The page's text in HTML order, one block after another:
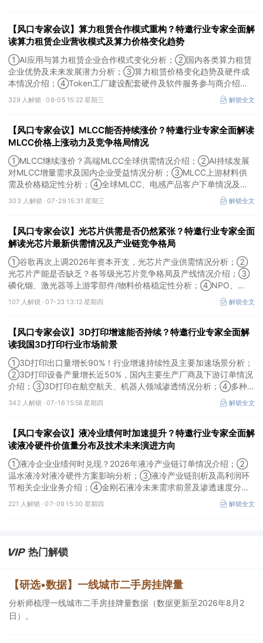
【风口专家会议】算力租赁合作模式重构？特邀行业专家全面解
读算力租赁企业营收模式及算力价格变化趋势
①AI应用与算力租赁企业合作模式变化分析；②国内各类算力租赁
企业优势及未来发展潜力分析；③算力租赁价格变化趋势及硬件成
本情况介绍；④Token工厂建设配套硬件及软件服务参与商介绍。
本场风口专家会议将于8月5日（周三）19:00举行，特邀行业专家全
面解读算力租赁企业营收模式及算力价格变化趋势。
329 人解锁 ·08-05 15:22 星期三 解锁全文
【风口专家会议】MLCC能否持续涨价？特邀行业专家全面解读
MLCC价格上涨动力及竞争格局情况
①MLCC继续涨价？高端MLCC全球供需情况介绍；②AI持续发展
对MLCC增量需求及国内企业受益情况分析；③MLCC上游材料供
需及价格稳定性分析；④全球MLCC、电感产品客户下单情况及未
来扩产难度解析。本场风口专家会议将于7月29日（周三）20:30举
行，特邀行业专家全面解读MLCC价格上涨动力及竞争格局情况。
303 人解锁 ·07-29 15:31 星期三 解锁全文
【风口专家会议】光芯片供需是否仍然紧张？特邀行业专家全面
解读光芯片最新供需情况及产业链竞争格局
①谷歌再次上调2026年资本开支，光芯片产业供需情况分析；②
光芯片产能是否缺乏？各等级光芯片竞争格局及产线情况介绍；③
磷化铟、激光器等上游零部件/物料价格稳定性分析；④NPO、
3.2T光模块研发进展介绍。本场风口专家会议将于7月23日（周四）
16:30举行，特邀行业专家全面解读光芯片最新供需情况及产业链竞
107 人解锁 ·07-23 13:12 星期四 解锁全文
【风口专家会议】3D打印增速能否持续？特邀行业专家全面解
读我国3D打印行业市场前景
①3D打印出口量增长90%！行业增速持续性及主要加速场景分析；
②3D打印设备产量增长近50%，国内主要生产厂商及下游订单情况
介绍；③3D打印在航空航天、机器人领域渗透情况分析；④多种
技术路线及所需产业链供需情况剖析。本场风口专家会议将于7月16
日（周四）20:00举行，特邀行业专家全面解读我国3D打印行业市
342 人解锁 ·07-16 15:58 星期四 解锁全文
【风口专家会议】液冷业绩何时加速提升？特邀行业专家全面解
读液冷硬件价值量分布及技术未来演进方向
①液冷企业业绩何时兑现？2026年液冷产业链订单情况介绍；②
温水液冷对液冷硬件方案影响分析；③液冷产业链剖析及高利润环
节相关企业业务介绍；④金刚石液冷未来需求前景及渗透速度分
析。本场风口专家会议将于7月9日（周四）19:30举行，特邀行业专
家全面解读液冷硬件价值量分布及技术未来演进方向。
221 人解锁 ·07-09 15:30 星期四 解锁全文
热门解锁
【研选•数据】一线城市二手房挂牌量
分析师梳理一线城市二手房挂牌量数据（数据更新至2026年8月2
日）。